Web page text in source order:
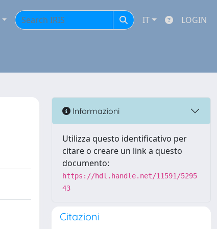
IT LOGIN
Informazioni
Utilizza questo identificativo per
citare o creare un link a questo
documento:
https://hdl.handle.net/11591/5295
43
Citazioni